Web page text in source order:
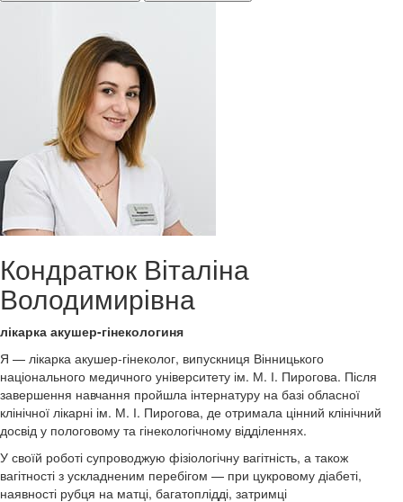
Кондратюк Віталіна
Володимирівна
лікарка акушер-гінекологиня
Я — лікарка акушер-гінеколог, випускниця Вінницького
національного медичного університету ім. М. І. Пирогова. Після
завершення навчання пройшла інтернатуру на базі обласної
клінічної лікарні ім. М. І. Пирогова, де отримала цінний клінічний
досвід у пологовому та гінекологічному відділеннях.
У своїй роботі супроводжую фізіологічну вагітність, а також
вагітності з ускладненим перебігом — при цукровому діабеті,
наявності рубця на матці, багатоплідді, затримці